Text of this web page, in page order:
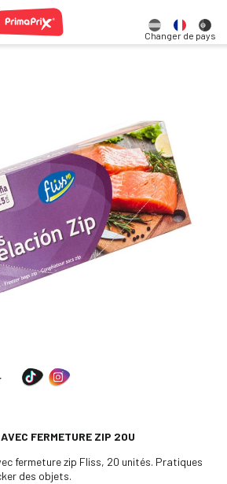
Changer de pays
FERMETURE ZIP 20U
fermeture zip Fliss, 20 unités. Pratiques
des objets.